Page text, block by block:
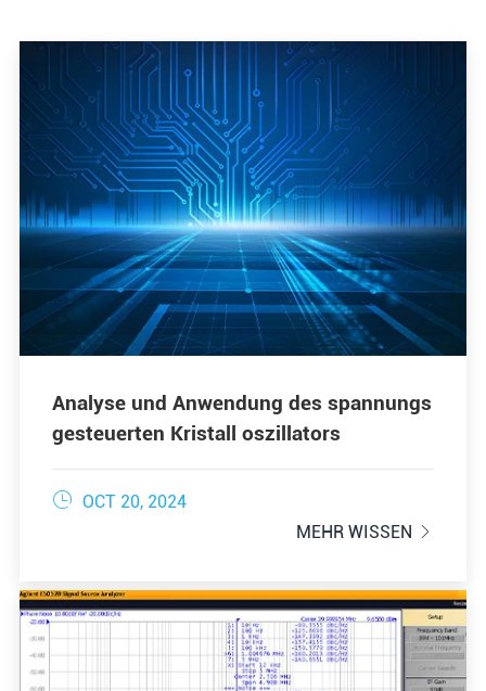
Analyse und Anwendung des spannungs
gesteuerten Kristall oszillators
 OCT 20, 2024
MEHR WISSEN
